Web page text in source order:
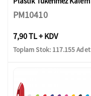
PM10410
7,90 TL + KDV
Toplam Stok: 117.155 Adet